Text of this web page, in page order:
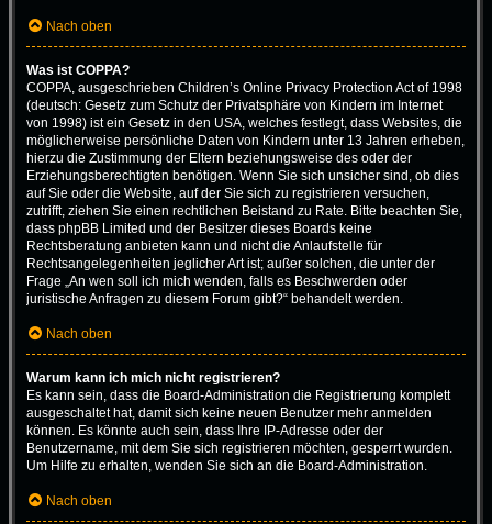
Nach oben
Was ist COPPA?
COPPA, ausgeschrieben Children’s Online Privacy Protection Act of 1998
(deutsch: Gesetz zum Schutz der Privatsphäre von Kindern im Internet
von 1998) ist ein Gesetz in den USA, welches festlegt, dass Websites, die
möglicherweise persönliche Daten von Kindern unter 13 Jahren erheben,
hierzu die Zustimmung der Eltern beziehungsweise des oder der
Erziehungsberechtigten benötigen. Wenn Sie sich unsicher sind, ob dies
auf Sie oder die Website, auf der Sie sich zu registrieren versuchen,
zutrifft, ziehen Sie einen rechtlichen Beistand zu Rate. Bitte beachten Sie,
dass phpBB Limited und der Besitzer dieses Boards keine
Rechtsberatung anbieten kann und nicht die Anlaufstelle für
Rechtsangelegenheiten jeglicher Art ist; außer solchen, die unter der
Frage „An wen soll ich mich wenden, falls es Beschwerden oder
juristische Anfragen zu diesem Forum gibt?“ behandelt werden.
Nach oben
Warum kann ich mich nicht registrieren?
Es kann sein, dass die Board-Administration die Registrierung komplett
ausgeschaltet hat, damit sich keine neuen Benutzer mehr anmelden
können. Es könnte auch sein, dass Ihre IP-Adresse oder der
Benutzername, mit dem Sie sich registrieren möchten, gesperrt wurden.
Um Hilfe zu erhalten, wenden Sie sich an die Board-Administration.
Nach oben